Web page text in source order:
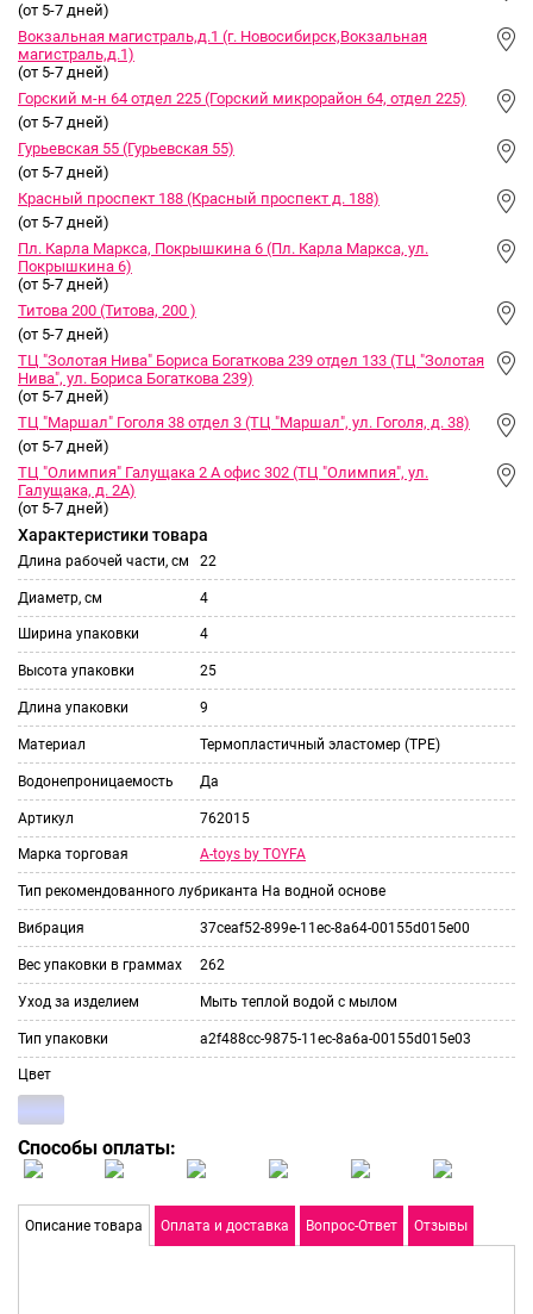
(от 5-7 дней)
Вокзальная магистраль,д.1 (г. Новосибирск,Вокзальная
магистраль,д.1)
(от 5-7 дней)
Горский м-н 64 отдел 225 (Горский микрорайон 64, отдел 225)
(от 5-7 дней)
Гурьевская 55 (Гурьевская 55)
(от 5-7 дней)
Красный проспект 188 (Красный проспект д. 188)
(от 5-7 дней)
Пл. Карла Маркса, Покрышкина 6 (Пл. Карла Маркса, ул.
Покрышкина 6)
(от 5-7 дней)
Титова 200 (Титова, 200 )
(от 5-7 дней)
ТЦ "Золотая Нива" Бориса Богаткова 239 отдел 133 (ТЦ "Золотая
Нива", ул. Бориса Богаткова 239)
(от 5-7 дней)
ТЦ "Маршал" Гоголя 38 отдел 3 (ТЦ "Маршал", ул. Гоголя, д. 38)
(от 5-7 дней)
ТЦ "Олимпия" Галущака 2 А офис 302 (ТЦ "Олимпия", ул.
Галущака, д. 2А)
(от 5-7 дней)
Характеристики товара
Длина рабочей части, см 22
Диаметр, см 4
Ширина упаковки 4
Высота упаковки 25
Длина упаковки 9
Материал Термопластичный эластомер (TPE)
Водонепроницаемость Да
Артикул 762015
Марка торговая A-toys by TOYFA
Тип рекомендованного лубриканта На водной основе
Вибрация 37ceaf52-899e-11ec-8a64-00155d015e00
Вес упаковки в граммах 262
Уход за изделием Мыть теплой водой с мылом
Тип упаковки a2f488cc-9875-11ec-8a6a-00155d015e03
Цвет
Способы оплаты:
Описание товара Оплата и доставка Вопрос-Ответ Отзывы